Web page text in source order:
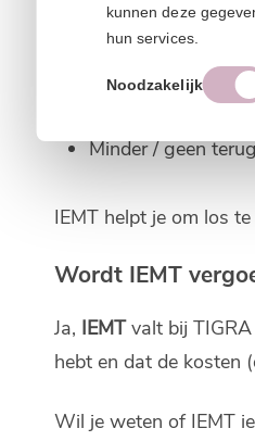
kunnen deze
hun services.
Noodzakelijk
Meer in balans
Zelfverzekerder
Beter in staat om
Minder / geen
IEMT helpt je om los
Wordt IEMT
Ja, IEMTvalt bij TIGRA
hebt en dat de kosten
Wil je weten of IEMT